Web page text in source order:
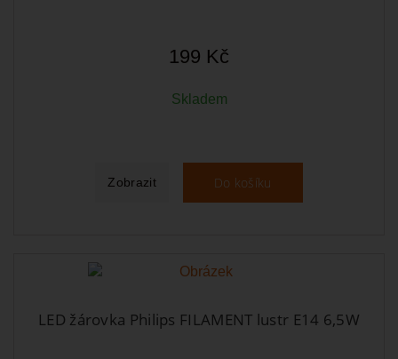
199 Kč
Skladem
Zobrazit Do košíku
LED žárovka Philips FILAMENT lustr E14 6,5W